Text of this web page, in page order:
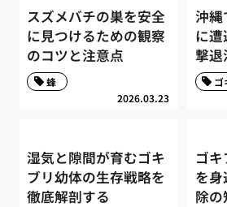
スズメバチの巣を安全
に見つけるための観察
のコツと注意点
2026.03.23
蜂
沖縄
に
撃退
ゴ
湿気と隙間が育むゴキ
ブリ幼体の生存戦略を
徹底解剖する
ゴ
を
除の